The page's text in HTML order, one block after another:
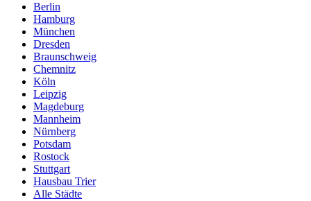
Berlin
Hamburg
München
Dresden
Braunschweig
Chemnitz
Köln
Leipzig
Magdeburg
Mannheim
Nürnberg
Potsdam
Rostock
Stuttgart
Hausbau Trier
Alle Städte